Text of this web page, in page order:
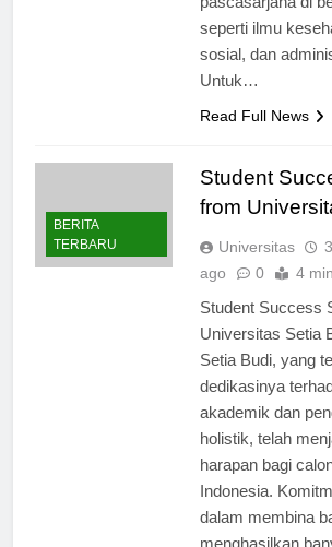
pascasarjana di
seperti ilmu
sosial, dan
BERITA
Student
Universitas
Student Success
Universitas Setia
Setia Budi, yang
dedikasinya
akademik dan
holistik, telah
harapan bagi
Indonesia.
dalam membina